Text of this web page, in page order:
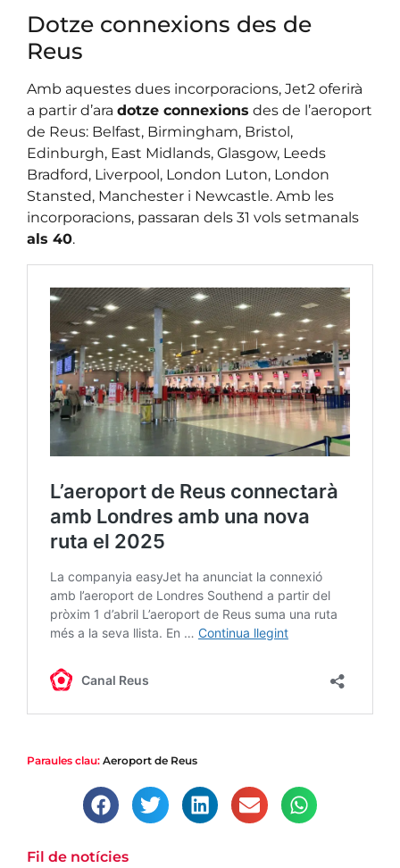
Dotze connexions des de
Reus
Amb aquestes dues incorporacions, Jet2 oferirà
a partir d’ara dotze connexions des de l’aeroport
de Reus: Belfast, Birmingham, Bristol,
Edinburgh, East Midlands, Glasgow, Leeds
Bradford, Liverpool, London Luton, London
Stansted, Manchester i Newcastle. Amb les
incorporacions, passaran dels 31 vols setmanals
als 40.
Paraules clau: Aeroport de Reus
Fil de notícies